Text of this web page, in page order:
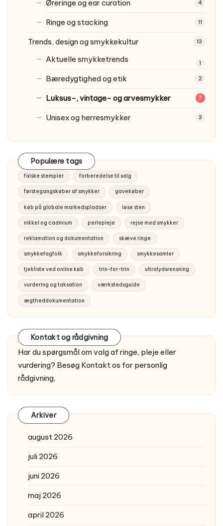
Øreringe og ear curation 4
Ringe og stacking 11
Trends, design og smykkekultur 13
Aktuelle smykketrends 1
Bæredygtighed og etik 2
Luksus-, vintage- og arvesmykker 7
Unisex og herresmykker 3
Populære tags
falske stempler forberedelse til salg
førstegangskøber af smykker gavekøber
køb på globale markedspladser løse sten
nikkel og cadmium perlepleje rejse med smykker
reklamation og dokumentation skæve ringe
smykkefagfolk smykkeforsikring smykkesamler
tjekliste ved online køb trin-for-trin ultralydsrensning
vurdering og taksation værkstedsguide
ægtheddokumentation
Kontakt og rådgivning
Har du spørgsmål om valg af ringe, pleje eller
vurdering? Besøg Kontakt os for personlig
rådgivning.
Arkiver
august 2026
juli 2026
juni 2026
maj 2026
april 2026